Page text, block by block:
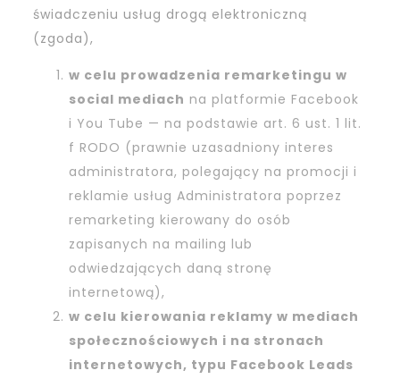
świadczeniu usług drogą elektroniczną
(zgoda),
w celu prowadzenia remarketingu w
social mediach na platformie Facebook
i You Tube — na podstawie art. 6 ust. 1 lit.
f RODO (prawnie uzasadniony interes
administratora, polegający na promocji i
reklamie usług Administratora poprzez
remarketing kierowany do osób
zapisanych na mailing lub
odwiedzających daną stronę
internetową),
w celu kierowania reklamy w mediach
społecznościowych i na stronach
internetowych, typu Facebook Leads